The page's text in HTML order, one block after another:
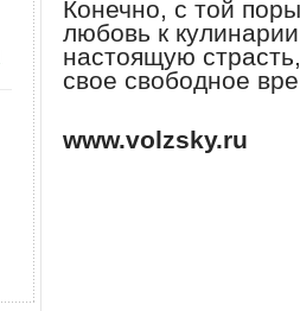
Конечно, с той
любовь к
настоящую
свое свободное
www.volzsky.ru